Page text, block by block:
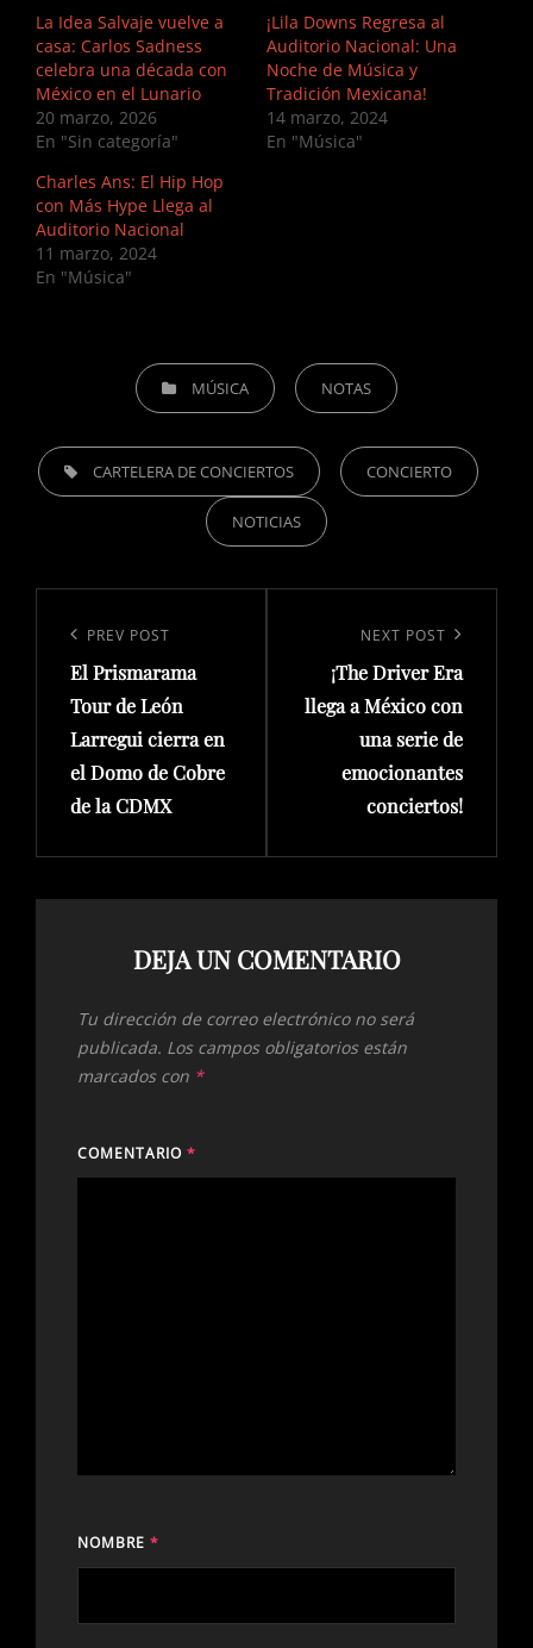
La Idea Salvaje vuelve a
casa: Carlos Sadness
celebra una década con
México en el Lunario
20 marzo, 2026
En "Sin categoría"
¡Lila Downs Regresa al
Auditorio Nacional: Una
Noche de Música y
Tradición Mexicana!
14 marzo, 2024
En "Música"
Charles Ans: El Hip Hop
con Más Hype Llega al
Auditorio Nacional
11 marzo, 2024
En "Música"
CATEGORIESMÚSICA NOTAS
TAGS, CARTELERA DE CONCIERTOS CONCIERTO
NOTICIAS
entradas
Previous
Post
PREV POST
El Prismarama
Tour de León
Larregui cierra en
el Domo de Cobre
de la CDMX
Post
NEXT POST
¡The Driver Era
llega a México con
una serie de
emocionantes
conciertos!
DEJA UN COMENTARIO
Tu dirección de correo electrónico no será
publicada. Los campos obligatorios están
marcados con *
COMENTARIO *
NOMBRE *